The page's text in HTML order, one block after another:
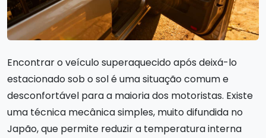
Encontrar o veículo superaquecido após deixá-lo
estacionado sob o sol é uma situação comum e
desconfortável para a maioria dos motoristas. Existe
uma técnica mecânica simples, muito difundida no
Japão, que permite reduzir a temperatura interna